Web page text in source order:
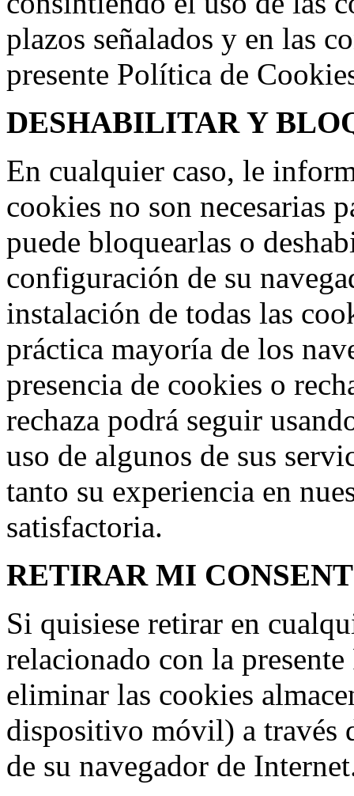
plazos señalados y en las
presente Política de
DESHABILITAR Y
En cualquier caso, le
cookies no son necesarias
puede bloquearlas o
configuración de su
instalación de todas las
práctica mayoría de los
presencia de cookies o
rechaza podrá seguir
uso de algunos de sus
tanto su experiencia en
satisfactoria.
RETIRAR MI
Si quisiese retirar en
relacionado con la
eliminar las cookies
dispositivo móvil) a través
de su navegador de